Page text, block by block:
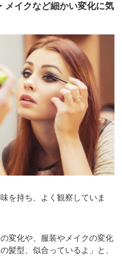
メイクなど細かい変化に気
を持ち、よく観察していま
変化や、服装やメイクの変化
髪型、似合っているよ」と、